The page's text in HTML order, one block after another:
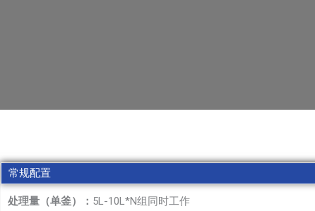
常规配置
处理量（单釜）： 5L-10L*N组同时工作